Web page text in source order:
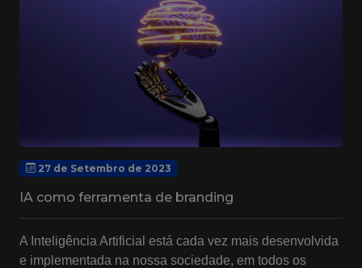
27 de Setembro de 2023
IA como ferramenta de branding
A Inteligência Artificial está cada vez mais desenvolvida
e implementada na nossa sociedade, em todos os